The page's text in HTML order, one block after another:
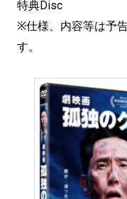
特典Disc
※仕様、内容等は予
す。